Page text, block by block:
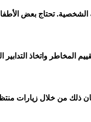
الشخصية. تحتاج بعض
المخاطر واتخاذ
ذلك من خلال زيارات